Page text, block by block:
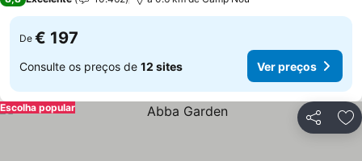
De € 197
Consulte os preços de 12 sites Ver preços
Partilhar
Escolha popular